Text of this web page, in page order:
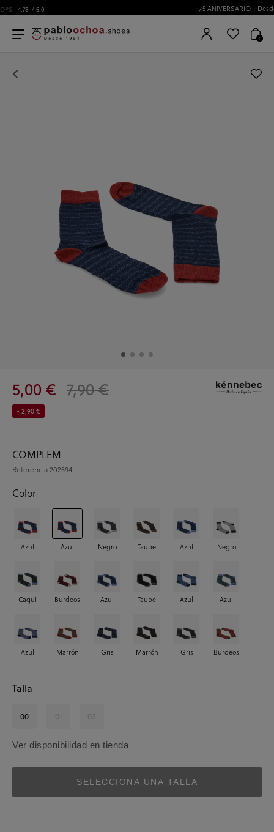
75 ANIVERSARIO | Desde 1951 pabloochoa.shoes
0
5,00 € 7,90 €
- 2,90 €
COMPLEM
Referencia202594
Color
Azul Azul Negro Taupe Azul Negro
Caqui Burdeos Azul Taupe Azul Azul
Azul Marrón Gris Marrón Gris Burdeos
Talla
00 01 02
Ver disponibilidad en tienda
SELECCIONA UNA TALLA